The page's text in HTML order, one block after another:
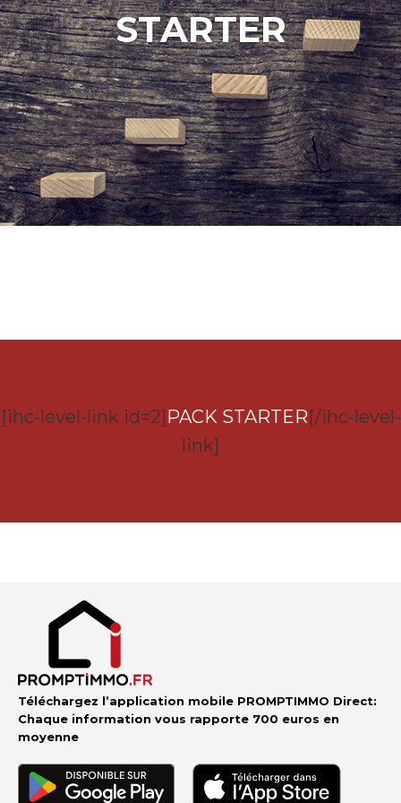
STARTER
[ihc-level-link id=2]PACK STARTER[/ihc-level-
link]
Téléchargez l’application mobile PROMPTIMMO Direct:
Chaque information vous rapporte 700 euros en
moyenne